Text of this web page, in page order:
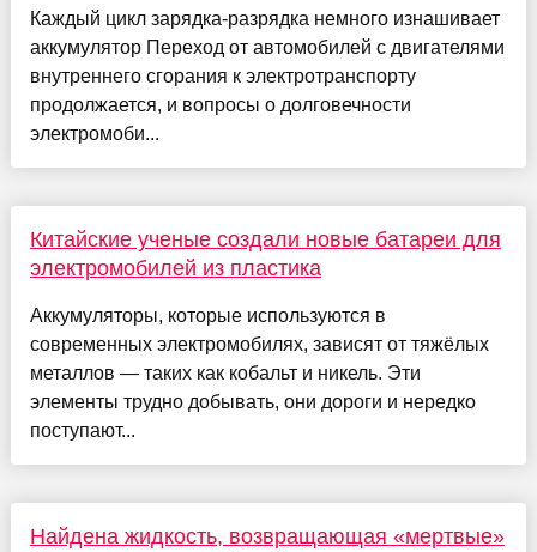
Каждый цикл зарядка-разрядка немного изнашивает
аккумулятор Переход от автомобилей с двигателями
внутреннего сгорания к электротранспорту
продолжается, и вопросы о долговечности
электромоби...
Китайские ученые создали новые батареи для
электромобилей из пластика
Аккумуляторы, которые используются в
современных электромобилях, зависят от тяжёлых
металлов — таких как кобальт и никель. Эти
элементы трудно добывать, они дороги и нередко
поступают...
Найдена жидкость, возвращающая «мертвые»